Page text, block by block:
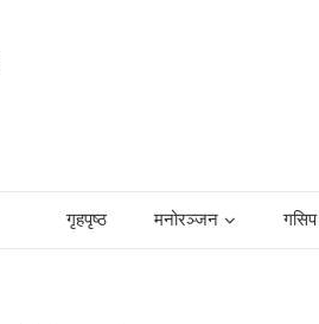
गृहपृष्ठ मनोरञ्जन गसिप